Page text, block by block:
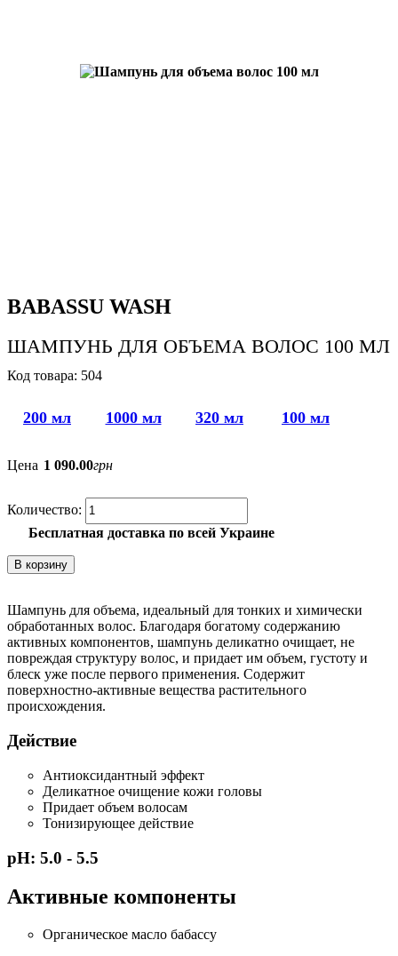
BABASSU WASH
ШАМПУНЬ ДЛЯ ОБЪЕМА ВОЛОС 100 МЛ
504
200 мл 1000 мл 320 мл 100 мл
Цена 1 090.00грн
Бесплатная доставка по всей Украине
В корзину
Шампунь для объема, идеальный для тонких и химически
обработанных волос. Благодаря богатому содержанию
активных компонентов, шампунь деликатно очищает, не
повреждая структуру волос, и придает им объем, густоту и
блеск уже после первого применения. Содержит
поверхностно-активные вещества растительного
происхождения.
Действие
Антиоксидантный эффект
Деликатное очищение кожи головы
Придает объем волосам
Тонизирующее действие
pH: 5.0 - 5.5
Активные компоненты
Органическое масло бабассу